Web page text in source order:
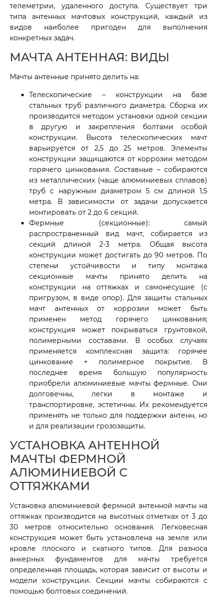
телеметрии, удаленного доступа. Существует три
типа антенных мачтовых конструкций, каждый из
видов наиболее пригоден для выполнения
конкретных задач.
МАЧТА АНТЕННАЯ: ВИДЫ
Мачты антенные принято делить на:
Телескопические – конструкции на базе
стальных труб различного диаметра. Сборка их
производится методом установки одной секции
в другую и закрепления болтами особой
конструкции. Высота телескопических мачт
варьируется от 2,5 до 25 метров. Элементы
конструкции защищаются от коррозии методом
горячего цинкования. Составные – собираются
из металлических (чаще алюминиевых сплавов)
труб с наружным диаметром 5 см длиной 1,5
метра. В зависимости от задачи допускается
монтировать от 2 до 6 секций.
Фермные (секционные): самый
распространенный вид мачт, собирается из
секций длиной 2-3 метра. Общая высота
конструкции может достигать до 90 метров. По
степени устойчивости и типу монтажа
секционные мачты принято делить на
конструкции на оттяжках и самонесущие (с
пригрузом, в виде опор). Для защиты стальных
мачт антенных от коррозии может быть
применен метод горячего цинкования;
конструкция может покрываться грунтовкой,
полимерными составами. В особых случаях
применяется комплексная защита: горячее
цинкование + полимерное покрытие. В
последнее время большую популярность
приобрели алюминиевые мачты фермные. Они
долговечны, легки в монтаже и
транспортировке, эстетичны. Их рекомендуется
применять не только для поддержки антенн, но
и для реализации грозозащиты.
УСТАНОВКА АНТЕННОЙ
МАЧТЫ ФЕРМНОЙ
АЛЮМИНИЕВОЙ С
ОТТЯЖКАМИ
Установка алюминиевой фермной антенной мачты на
оттяжках производится на высотных отметках от 3 до
30 метров относительно основания. Легковесная
конструкция может быть установлена на земле или
кровле плоского и скатного типов. Для разноса
анкерных фундаментов для мачты требуется
определенная площадь, которая зависит от высоты и
модели конструкции. Секции мачты собираются с
помощью болтовых соединений.